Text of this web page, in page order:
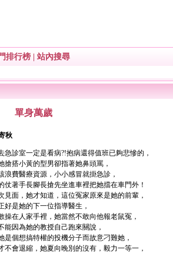
排行榜 站內搜尋
單身萬歲
秋
急診室一定是看病?!抱病還得值班已夠悲慘的，
搶搭小黃的型男卻指著她鼻頭罵，
浪費醫療資源，小小感冒就掛急診，
仗著手長腳長搶先坐進車裡把她擋在車門外！
見面，她才知道，這位冤家原來是她的前輩，
好是她的下一位指導醫生，
操在人家手裡，她當然不敢向他報老鼠冤，
能因為她的教授自己跑來關說，
是個想搞特權的投機分子而故意刁難她，
不會退縮，她夏向晚別的沒有，毅力一等一，